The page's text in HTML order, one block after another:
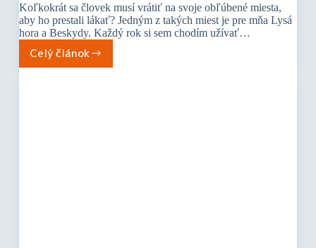
Koľkokrát sa človek musí vrátiť na svoje obľúbené miesta,
aby ho prestali lákať? Jedným z takých miest je pre mňa Lysá
hora a Beskydy. Každý rok si sem chodím užívať…
Celý článok